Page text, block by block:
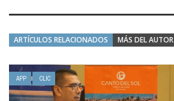
ARTÍCULOS RELACIONADOS MÁS DEL AUTOR
APP CLIC